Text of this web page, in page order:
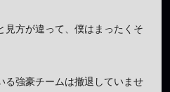
見方が違って、僕はまったくそ
る強豪チームは撤退していませ